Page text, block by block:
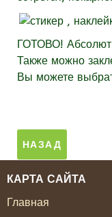
ГОТОВО!
Также можно
Вы можете
КАРТА САЙТА
Главная